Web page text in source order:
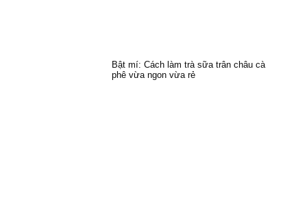
Bật mí: Cách làm trà sữa trân châu cà
phê vừa ngon vừa rẻ